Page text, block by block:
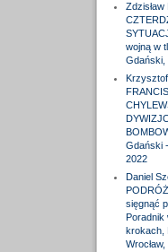
Zdzisław
wojną w
Gdański,
Gdański
2022
Daniel
sięgnąć
Poradnik
krokach,